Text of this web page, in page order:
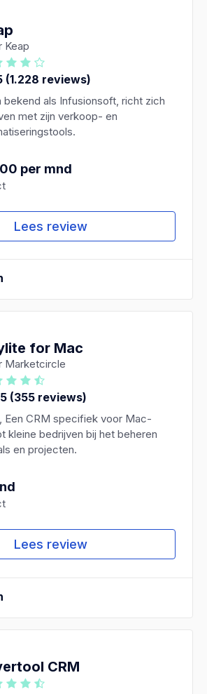
Keap
(1.228 reviews)
bekend als Infusionsoft, richt zich
met zijn verkoop- en
per mnd
Lees review
for Mac
Marketcircle
(355 reviews)
Een CRM specifiek voor Mac-
kleine bedrijven bij het beheren
en projecten.
Lees review
CRM